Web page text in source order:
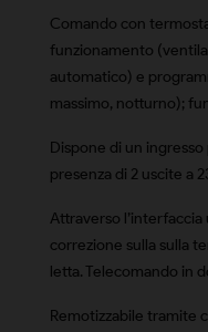
Comando con
funzionamento
automatico) e
massimo, notturno);
Dispone di un
presenza di 2 uscite a
Attraverso
correzione sulla sulla
letta. Telecomando in
Remotizzabile tramite